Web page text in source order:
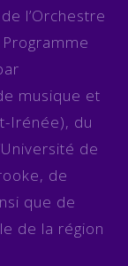
l’Orchestre
musique et
Irénée), du
de
de
que de
de la région